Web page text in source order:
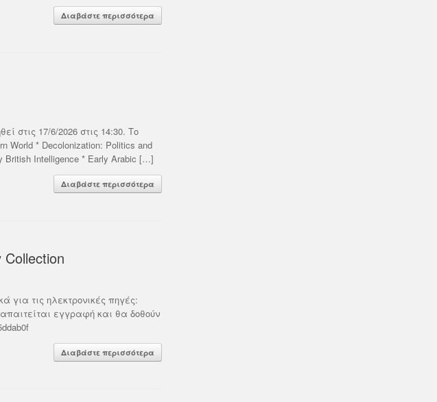
Διαβάστε περισσότερα
στις 17/6/2026 στις 14:30. Το
World * Decolonization: Politics and
British Intelligence * Early Arabic […]
Διαβάστε περισσότερα
για τις ηλεκτρονικές πηγές:
απαιτείται εγγραφή και θα δοθούν
Διαβάστε περισσότερα